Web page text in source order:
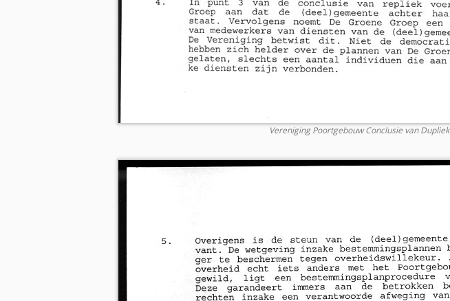
Vereniging Poortgebouw Conclusie van Dupliek